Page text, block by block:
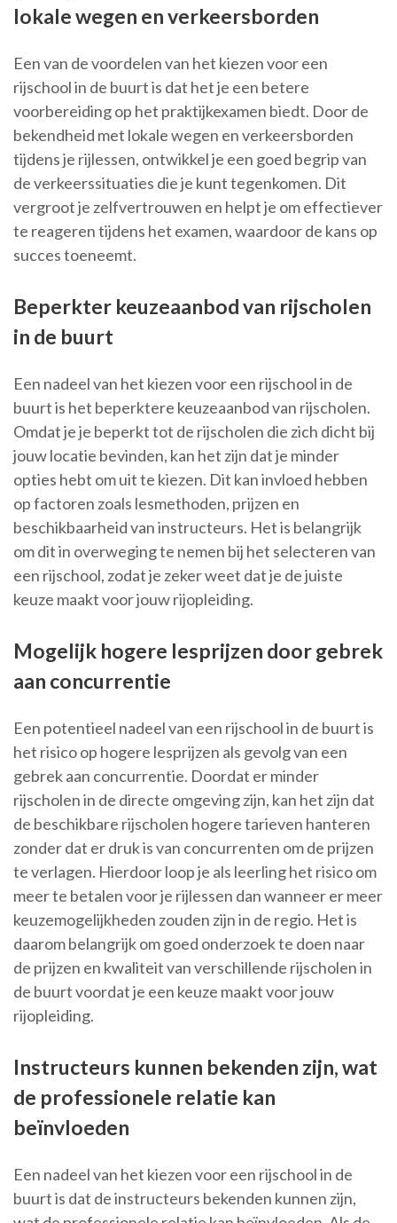
lokale wegen en verkeersborden
Een van de voordelen van het kiezen voor een
rijschool in de buurt is dat het je een betere
voorbereiding op het praktijkexamen biedt. Door de
bekendheid met lokale wegen en verkeersborden
tijdens je rijlessen, ontwikkel je een goed begrip van
de verkeerssituaties die je kunt tegenkomen. Dit
vergroot je zelfvertrouwen en helpt je om effectiever
te reageren tijdens het examen, waardoor de kans op
succes toeneemt.
Beperkter keuzeaanbod van rijscholen
in de buurt
Een nadeel van het kiezen voor een rijschool in de
buurt is het beperktere keuzeaanbod van rijscholen.
Omdat je je beperkt tot de rijscholen die zich dicht bij
jouw locatie bevinden, kan het zijn dat je minder
opties hebt om uit te kiezen. Dit kan invloed hebben
op factoren zoals lesmethoden, prijzen en
beschikbaarheid van instructeurs. Het is belangrijk
om dit in overweging te nemen bij het selecteren van
een rijschool, zodat je zeker weet dat je de juiste
keuze maakt voor jouw rijopleiding.
Mogelijk hogere lesprijzen door gebrek
aan concurrentie
Een potentieel nadeel van een rijschool in de buurt is
het risico op hogere lesprijzen als gevolg van een
gebrek aan concurrentie. Doordat er minder
rijscholen in de directe omgeving zijn, kan het zijn dat
de beschikbare rijscholen hogere tarieven hanteren
zonder dat er druk is van concurrenten om de prijzen
te verlagen. Hierdoor loop je als leerling het risico om
meer te betalen voor je rijlessen dan wanneer er meer
keuzemogelijkheden zouden zijn in de regio. Het is
daarom belangrijk om goed onderzoek te doen naar
de prijzen en kwaliteit van verschillende rijscholen in
de buurt voordat je een keuze maakt voor jouw
rijopleiding.
Instructeurs kunnen bekenden zijn, wat
de professionele relatie kan
beïnvloeden
Een nadeel van het kiezen voor een rijschool in de
buurt is dat de instructeurs bekenden kunnen zijn,